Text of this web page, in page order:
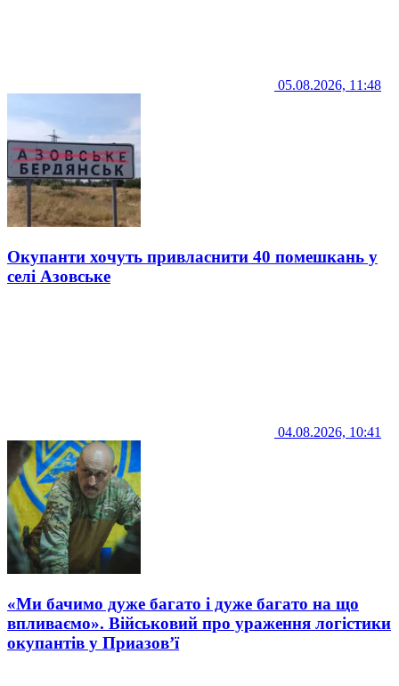
05.08.2026, 11:48
Окупанти хочуть привласнити 40 помешкань у
селі Азовське
04.08.2026, 10:41
«Ми бачимо дуже багато і дуже багато на що
впливаємо». Військовий про ураження логістики
окупантів у Приазов’ї